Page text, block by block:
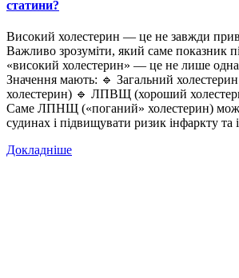
статини?
Високий холестерин — це не завжди
Важливо зрозуміти, який саме показник
«високий холестерин» — це не лише одна
Значення мають: 🔹 Загальний
холестерин) 🔹 ЛПВЩ (хороший
Саме ЛПНЩ («поганий» холестерин) може
судинах і підвищувати ризик інфаркту та
Докладніше